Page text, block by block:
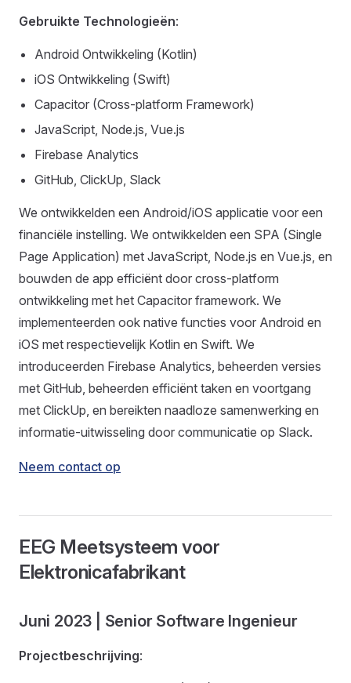
Gebruikte Technologieën:
Android Ontwikkeling (Kotlin)
iOS Ontwikkeling (Swift)
Capacitor (Cross-platform Framework)
JavaScript, Node.js, Vue.js
Firebase Analytics
GitHub, ClickUp, Slack
We ontwikkelden een Android/iOS applicatie voor een
financiële instelling. We ontwikkelden een SPA (Single
Page Application) met JavaScript, Node.js en Vue.js, en
bouwden de app efficiënt door cross-platform
ontwikkeling met het Capacitor framework. We
implementeerden ook native functies voor Android en
iOS met respectievelijk Kotlin en Swift. We
introduceerden Firebase Analytics, beheerden versies
met GitHub, beheerden efficiënt taken en voortgang
met ClickUp, en bereikten naadloze samenwerking en
informatie-uitwisseling door communicatie op Slack.
Neem contact op
EEG Meetsysteem voor
Elektronicafabrikant
Juni 2023 | Senior Software Ingenieur
Projectbeschrijving: